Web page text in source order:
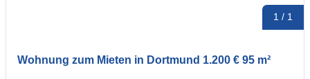
1 / 1
Wohnung zum Mieten in Dortmund 1.200 € 95 m²